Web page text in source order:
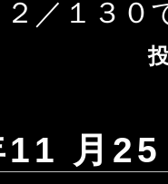
／１３０
月